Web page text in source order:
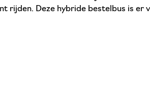
Deze hybride bestelbus is er